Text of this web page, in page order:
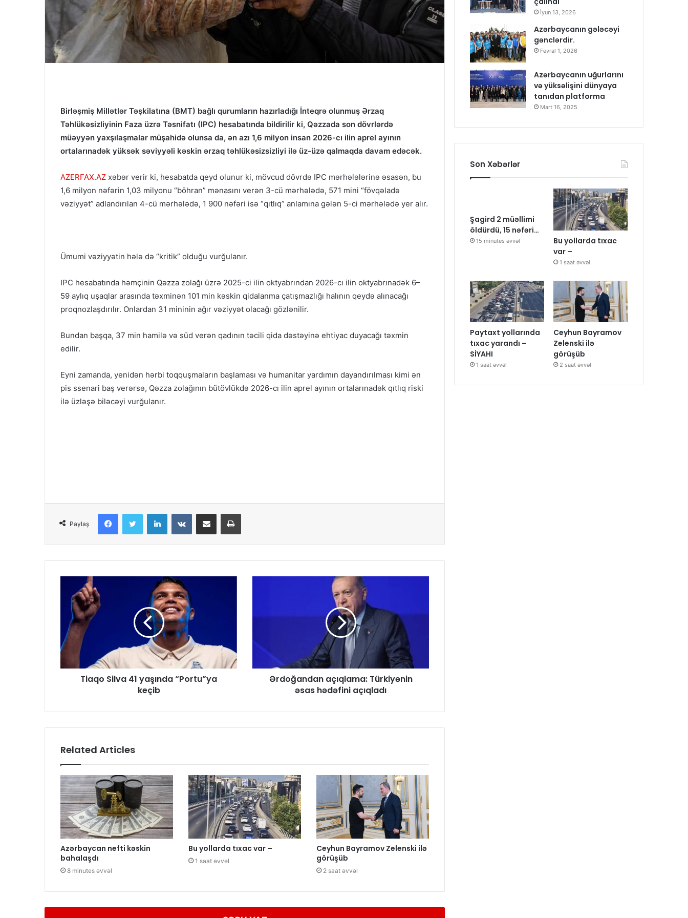
Birləşmiş Millətlər Təşkilatına (BMT) bağlı qurumların hazırladığı İnteqrə olunmuş Ərzaq
Təhlükəsizliyinin Faza üzrə Təsnifatı (IPC) hesabatında bildirilir ki, Qəzzada son dövrlərdə
müəyyən yaxşılaşmalar müşahidə olunsa da, ən azı 1,6 milyon insan 2026-cı ilin aprel ayının
ortalarınadək yüksək səviyyəli kəskin ərzaq təhlükəsizsizliyi ilə üz-üzə qalmaqda davam edəcək.
AZERFAX.AZ xəbər verir ki, hesabatda qeyd olunur ki, mövcud dövrdə IPC mərhələlərinə əsasən, bu
1,6 milyon nəfərin 1,03 milyonu “böhran” mənasını verən 3-cü mərhələdə, 571 mini “fövqəladə
vəziyyət” adlandırılan 4-cü mərhələdə, 1 900 nəfəri isə “qıtlıq” anlamına gələn 5-ci mərhələdə yer alır.
Ümumi vəziyyətin hələ də “kritik” olduğu vurğulanır.
IPC hesabatında həmçinin Qəzza zolağı üzrə 2025-ci ilin oktyabrından 2026-cı ilin oktyabrınadək 6–
59 aylıq uşaqlar arasında təxminən 101 min kəskin qidalanma çatışmazlığı halının qeydə alınacağı
proqnozlaşdırılır. Onlardan 31 mininin ağır vəziyyət olacağı gözlənilir.
Bundan başqa, 37 min hamilə və süd verən qadının təcili qida dəstəyinə ehtiyac duyacağı təxmin
edilir.
Eyni zamanda, yenidən hərbi toqquşmaların başlaması və humanitar yardımın dayandırılması kimi ən
pis ssenari baş verərsə, Qəzza zolağının bütövlükdə 2026-cı ilin aprel ayının ortalarınadək qıtlıq riski
ilə üzləşə biləcəyi vurğulanır.
Paylaş
Tiaqo Silva 41 yaşında “Portu”ya
keçib
Ərdoğandan açıqlama: Türkiyənin
əsas hədəfini açıqladı
Related Articles
Azərbaycan nefti kəskin
bahalaşdı
8 minutes əvvəl
Bu yollarda tıxac var –
1 saat əvvəl
Ceyhun Bayramov Zelenski ilə
görüşüb
2 saat əvvəl
İyun 13, 2026
Azərbaycanın gələcəyi
gənclərdir.
Fevral 1, 2026
Azərbaycanın uğurlarını
və yüksəlişini dünyaya
tanıdan platforma
Mart 16, 2025
Son Xəbərlər
Şagird 2 müəllimi
öldürdü, 15 nəfəri…
15 minutes əvvəl
Bu yollarda tıxac
var –
1 saat əvvəl
Paytaxt yollarında
tıxac yarandı –
SİYAHI
1 saat əvvəl
Ceyhun Bayramov
Zelenski ilə
görüşüb
2 saat əvvəl